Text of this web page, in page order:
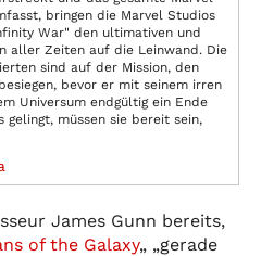
bringen die Marvel Studios
War" den ultimativen und
aller Zeiten auf die Leinwand. Die
sind auf der Mission, den
bevor er mit seinem irren
Universum endgültig ein Ende
müssen sie bereit sein,
James Gunn bereits,
of the Galaxy„ „gerade